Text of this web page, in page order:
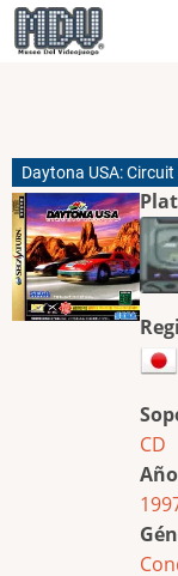
Pasar
al
Daytona USA:
CD
Año